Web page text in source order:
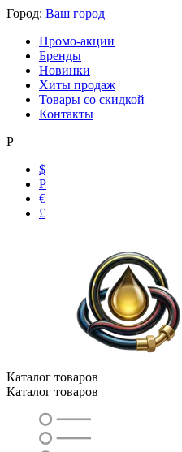
Город: Ваш город
Промо-акции
Бренды
Новинки
Хиты продаж
Товары со скидкой
Контакты
Р
$
Р
€
£
Каталог товаров
Каталог товаров
Ольга
Маслобензостойкие рукава